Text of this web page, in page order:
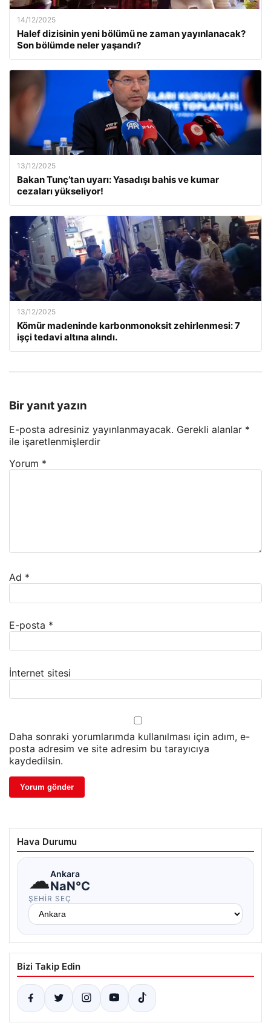
14/12/2025
Halef dizisinin yeni bölümü ne zaman yayınlanacak?
Son bölümde neler yaşandı?
13/12/2025
Bakan Tunç’tan uyarı: Yasadışı bahis ve kumar
cezaları yükseliyor!
13/12/2025
Kömür madeninde karbonmonoksit zehirlenmesi: 7
işçi tedavi altına alındı.
Bir yanıt yazın
E-posta adresiniz yayınlanmayacak. Gerekli alanlar *
ile işaretlenmişlerdir
Yorum *
Ad *
E-posta *
İnternet sitesi
Daha sonraki yorumlarımda kullanılması için adım, e-
posta adresim ve site adresim bu tarayıcıya
kaydedilsin.
Hava Durumu
☁Ankara
NaN°C
ŞEHIR SEÇ
Bizi Takip Edin